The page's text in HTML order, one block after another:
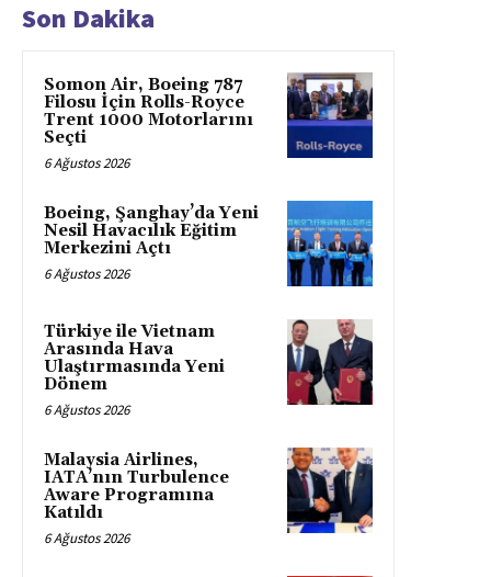
Son Dakika
Somon Air, Boeing 787
Filosu İçin Rolls-Royce
Trent 1000 Motorlarını
Seçti
6 Ağustos 2026
Boeing, Şanghay’da Yeni
Nesil Havacılık Eğitim
Merkezini Açtı
6 Ağustos 2026
Türkiye ile Vietnam
Arasında Hava
Ulaştırmasında Yeni
Dönem
6 Ağustos 2026
Malaysia Airlines,
IATA’nın Turbulence
Aware Programına
Katıldı
6 Ağustos 2026